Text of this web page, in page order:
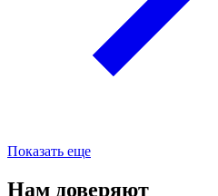
Показать еще
Нам доверяют